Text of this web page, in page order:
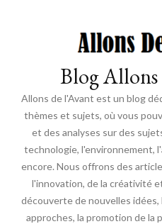
Blog
Allons de l'Avant est un blog
thèmes et sujets, où vous
et des analyses sur des
technologie, l'environnement,
encore. Nous offrons des
l'innovation, de la créativité
découverte de nouvelles
approches, la promotion de la